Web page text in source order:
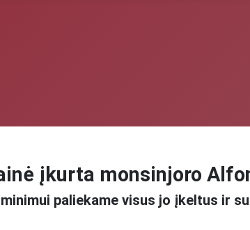
įkurta monsinjoro
paliekame visus jo įkeltus ir